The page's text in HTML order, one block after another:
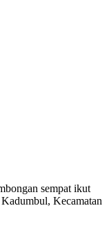
sempat ikut
Kecamatan